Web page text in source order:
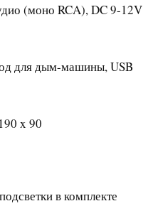
(моно RCA), DC 9-12V
для дым-машины, USB
x 90
в комплекте